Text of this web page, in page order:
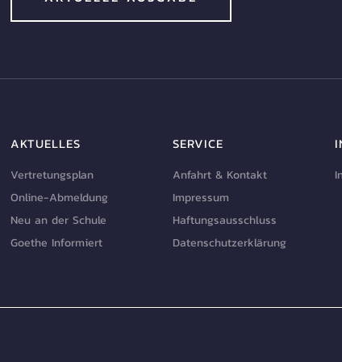
AKTUELLES
Vertretungsplan
Online-Abmeldung
Neu an der Schule
Goethe Informiert
SERVICE
Anfahrt & Kontakt
Impressum
Haftungsausschluss
Datenschutzerklärung